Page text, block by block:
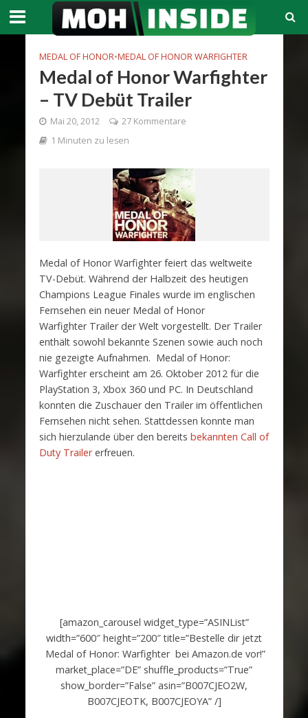
MEDAL OF HONOR•MEDAL OF HONOR WARFIGHTER
Medal of Honor Warfighter
– TV Debüt Trailer
Mai 20, 2012
27 Kommentare
1 Minuten zu lesen
Medal of Honor Warfighter feiert das weltweite
TV-Debüt. Während der Halbzeit des heutigen
Champions League Finales wurde im englischen
Fernsehen ein neuer Medal of Honor
Warfighter Trailer der Welt vorgestellt. Der Trailer
enthält sowohl bekannte Szenen sowie auch noch
nie gezeigte Aufnahmen. Medal of Honor:
Warfighter erscheint am 26. Oktober 2012 für die
PlayStation 3, Xbox 360 und PC. In Deutschland
konnten die Zuschauer den Trailer im öffentlichen
Fernsehen nicht sehen. Stattdessen konnte man
sich hierzulande über den bereits bekannten Call of
Duty Trailererfreuen.
[amazon_carousel widget_type=”ASINList”
width=”600″ height=”200″ title=”Bestelle dir jetzt
Medal of Honor: Warfighter bei Amazon.de vor!”
market_place=”DE” shuffle_products=”True”
show_border=”False” asin=”B007CJEO2W,
B007CJEOTK, B007CJEOYA” /]